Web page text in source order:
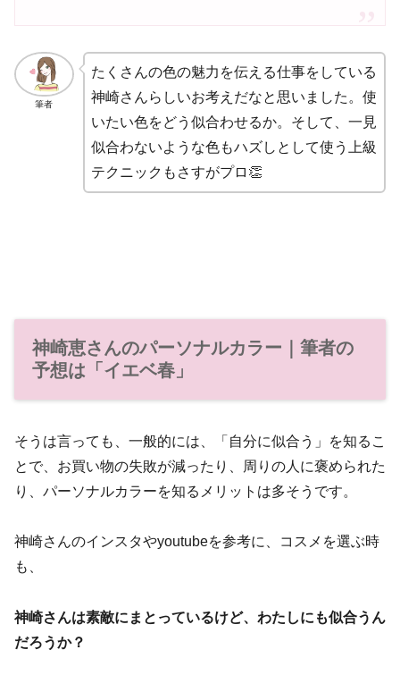
筆者
たくさんの色の魅力を伝える仕事をしている
神崎さんらしいお考えだなと思いました。使
いたい色をどう似合わせるか。そして、一見
似合わないような色もハズしとして使う上級
テクニックもさすがプロ👏
神崎恵さんのパーソナルカラー｜筆者の
予想は「イエベ春」
そうは言っても、一般的には、「自分に似合う」を知るこ
とで、お買い物の失敗が減ったり、周りの人に褒められた
り、パーソナルカラーを知るメリットは多そうです。
神崎さんのインスタやyoutubeを参考に、コスメを選ぶ時
も、
神崎さんは素敵にまとっているけど、わたしにも似合うん
だろうか？